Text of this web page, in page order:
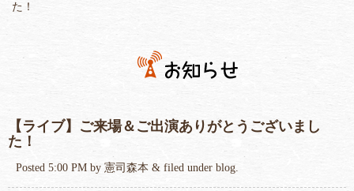
た！
【ライブ】ご来場＆ご出演ありがとうございまし
た！
Posted 5:00 PM by 憲司森本 & filed under blog.